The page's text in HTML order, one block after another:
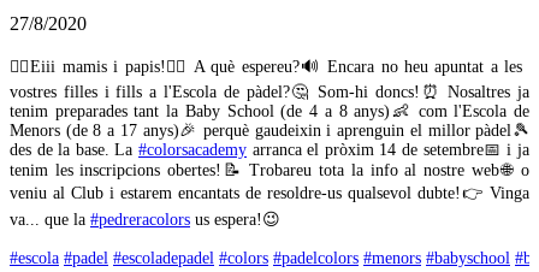
27/8/2020
🙋‍♀️Eiii mamis i papis!🙋‍♂️ A què espereu?🔊 Encara no heu apuntat a les
vostres filles i fills a l'Escola de pàdel?🤔 Som-hi doncs!⏰ Nosaltres ja
tenim preparades tant la Baby School (de 4 a 8 anys)👶 com l'Escola de
Menors (de 8 a 17 anys)🎉 perquè gaudeixin i aprenguin el millor pàdel🎾
des de la base. La #colorsacademy arranca el pròxim 14 de setembre📅 i ja
tenim les inscripcions obertes!📝 Trobareu tota la info al nostre web🌐 o
veniu al Club i estarem encantats de resoldre-us qualsevol dubte!👉 Vinga
va... que la #pedreracolors us espera!😉
#escola #padel #escoladepadel #colors #padelcolors #menors #babyschool